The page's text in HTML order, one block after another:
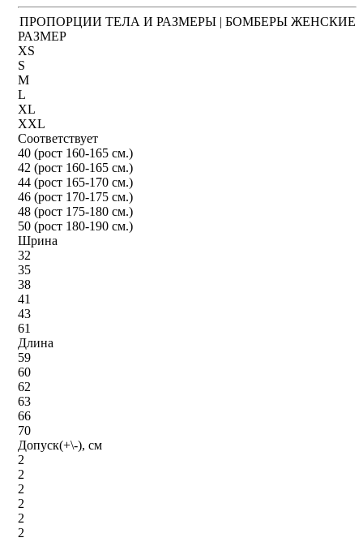
ПРОПОРЦИИ ТЕЛА И РАЗМЕРЫ | БОМБЕРЫ ЖЕНСКИЕ
РАЗМЕР
XS
S
M
L
XL
XXL
Соответствует
40 (рост 160-165 см.)
42 (рост 160-165 см.)
44 (рост 165-170 см.)
46 (рост 170-175 см.)
48 (рост 175-180 см.)
50 (рост 180-190 см.)
Шрина
32
35
38
41
43
61
Длина
59
60
62
63
66
70
Допуск(+\-), см
2
2
2
2
2
2